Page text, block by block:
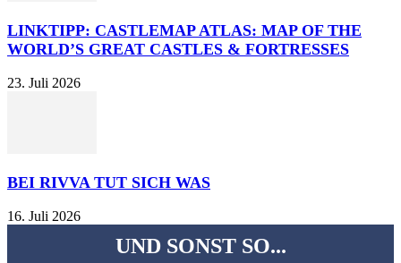
LINKTIPP: CASTLEMAP ATLAS: MAP OF THE
WORLD’S GREAT CASTLES & FORTRESSES
23. Juli 2026
BEI RIVVA TUT SICH WAS
16. Juli 2026
UND SONST SO...